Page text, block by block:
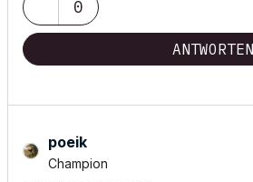
0
ANTWORTEN
poeik
Champion